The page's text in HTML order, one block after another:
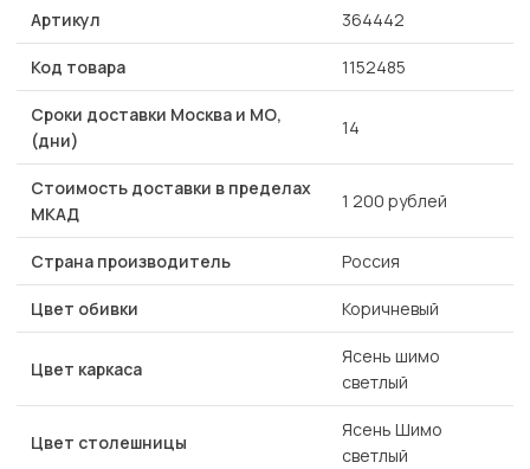
Артикул 364442
Код товара 1152485
Сроки доставки Москва и МО,
(дни)
14
Стоимость доставки в пределах
МКАД
1 200 рублей
Страна производитель Россия
Цвет обивки Коричневый
Цвет каркаса
Ясень шимо
светлый
Цвет столешницы
Ясень Шимо
светлый